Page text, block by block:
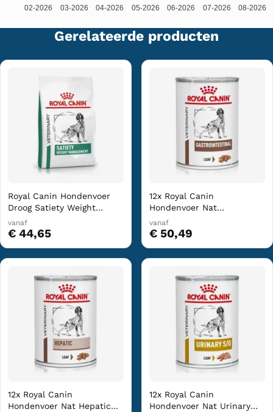
02-2026 03-2026 04-2026 05-2026 06-2026 07-2026 08-2026
Gerelateerde producten
Royal Canin Hondenvoer
Droog Satiety Weight
Management 6 kg
vanaf
€ 44,65
12x Royal Canin
Hondenvoer Nat
Gastrointestinal 400 gr
vanaf
€ 50,49
12x Royal Canin
Hondenvoer Nat Hepatic
12x Royal Canin
Hondenvoer Nat Urinary